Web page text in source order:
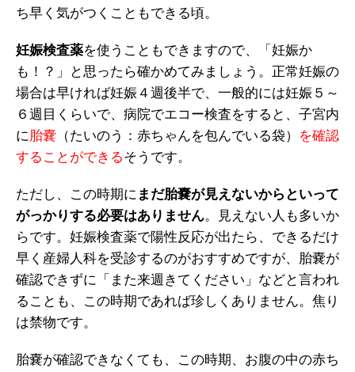
ち早く気がつくこともできる頃。
妊娠検査薬を使うこともできますので、「妊娠か
も！？」と思ったら確かめてみましょう。正常妊娠の
場合は早ければ妊娠４週後半で、一般的には妊娠５～
６週目くらいで、病院でエコー検査をすると、子宮内
に胎嚢 （たいのう：赤ちゃんを包んでいる袋）
を確認
することができるそうです。
ただし、この時期に まだ胎嚢が見えないからといって
がっかりする必要はありません。見えない人も多いか
らです。妊娠検査薬で陽性反応が出たら、できるだけ
早く産婦人科を受診するのがおすすめですが、胎嚢が
確認できずに「また来週きてください」などと言われ
ることも、この時期であれば珍しくありません。焦り
は禁物です。
胎嚢が確認できなくても、この時期、お腹の中の赤ち